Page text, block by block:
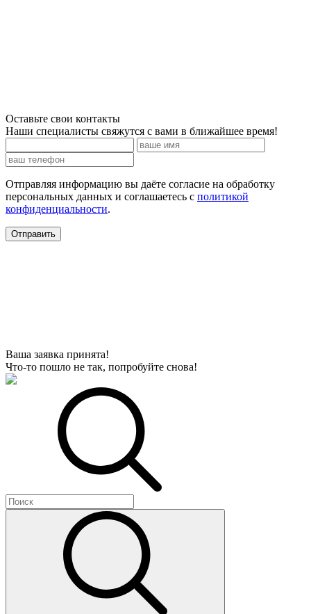
Оставьте свои контакты
Наши специалисты свяжутся с вами в ближайшее время!
Отправляя информацию вы даёте согласие на обработку
персональных данных и соглашаетесь c политикой
конфиденциальности.
Ваша заявка принята!
Что-то пошло не так, попробуйте снова!